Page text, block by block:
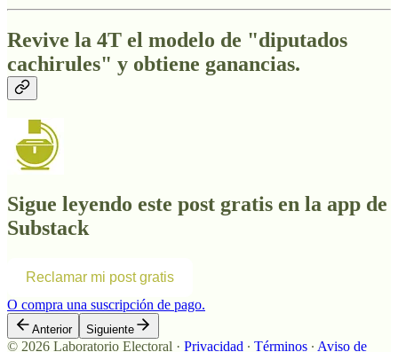
Revive la 4T el modelo de "diputados
cachirules" y obtiene ganancias.
Sigue leyendo este post gratis en la app de
Substack
Reclamar mi post gratis
O compra una suscripción de pago.
Anterior Siguiente
© 2026 Laboratorio Electoral · Privacidad ∙ Términos ∙ Aviso de